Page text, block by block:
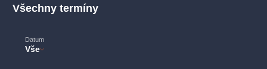
Všechny termíny
Datum
Vše
národnídivadlo